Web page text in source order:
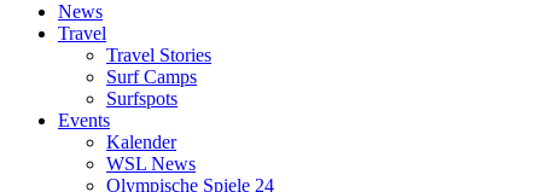
News
Travel
Travel Stories
Surf Camps
Surfspots
Events
Kalender
WSL News
Olympische Spiele 24